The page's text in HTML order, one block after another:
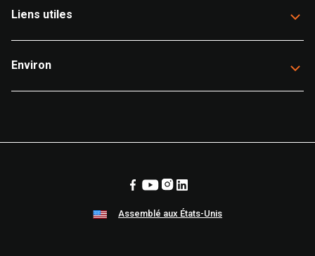
Liens utiles
Environ
Assemblé aux États-Unis